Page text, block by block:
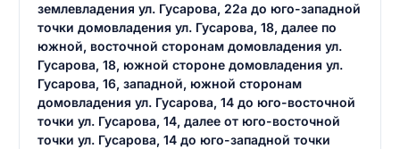
землевладения ул. Гусарова, 22а до юго-западной
точки домовладения ул. Гусарова, 18, далее по
южной, восточной сторонам домовладения ул.
Гусарова, 18, южной стороне домовладения ул.
Гусарова, 16, западной, южной сторонам
домовладения ул. Гусарова, 14 до юго-восточной
точки ул. Гусарова, 14, далее от юго-восточной
точки ул. Гусарова, 14 до юго-западной точки